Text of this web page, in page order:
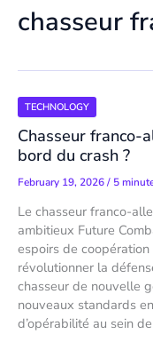
chasseur
TECHNOLOGY
Chasseur franco-
bord du crash ?
February 19, 2026/ 5
Le chasseur franco-
ambitieux Future
espoirs de
révolutionner la
chasseur de nouvelle
nouveaux standards
d’opérabilité au sein